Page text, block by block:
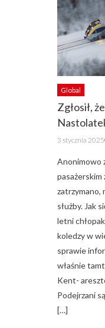
Global
Zgłosił,
Posted
on
3 stycznia 2025
Anonimowo
pasażerskim
zatrzymano,
służby. Jak
letni
koledzy w
sprawie
właśnie
Kent-
Podejrzani
[…]